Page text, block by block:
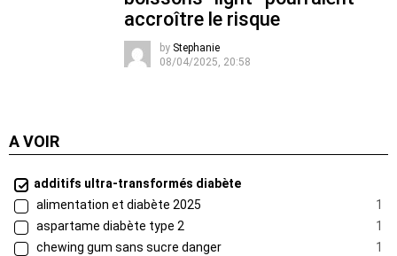
accroître le risque
by Stephanie
08/04/2025, 20:58
A VOIR
additifs ultra-transformés diabète
alimentation et diabète 2025
1
aspartame diabète type 2
1
chewing gum sans sucre danger
1